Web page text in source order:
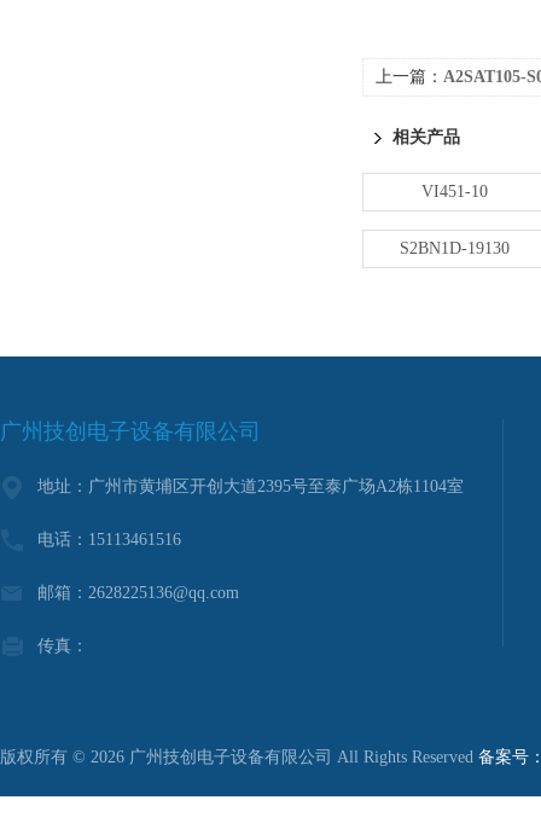
上一篇： A2SAT105-
相关产品
VI451-10
S2BN1D-19130
广州技创电子设备有限公司
地址：广州市黄埔区开创大道2395号至泰广场A2栋1104室
电话：15113461516
邮箱：2628225136@qq.com
传真：
版权所有 © 2026 广州技创电子设备有限公司 All Rights Reserved 备案号